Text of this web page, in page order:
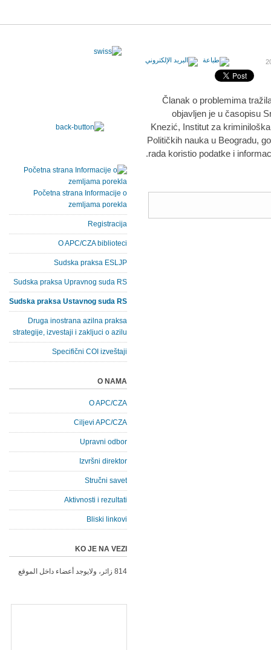
Članak o problemima
objavljen je u časopisu
Knezić, Institut za
Političkih nauka u Beogradu,
rada koristio podatke i
Početna strana Informacije o
zemljama porekla
Registracija
O APC/CZA biblioteci
Sudska praksa ESLJP
Sudska praksa Upravnog suda RS
Sudska praksa Ustavnog suda RS
Druga inostrana azilna praksa
strategije, izvestaji i zakljuci o azilu
Specifični COI izveštaji
O NAMA
O APC/CZA
Ciljevi APC/CZA
Upravni odbor
Izvršni direktor
Stručni savet
Aktivnosti i rezultati
Bliski linkovi
KO JE NA VEZI
814 زائر، ولايوجد أعضاء داخل الموقع